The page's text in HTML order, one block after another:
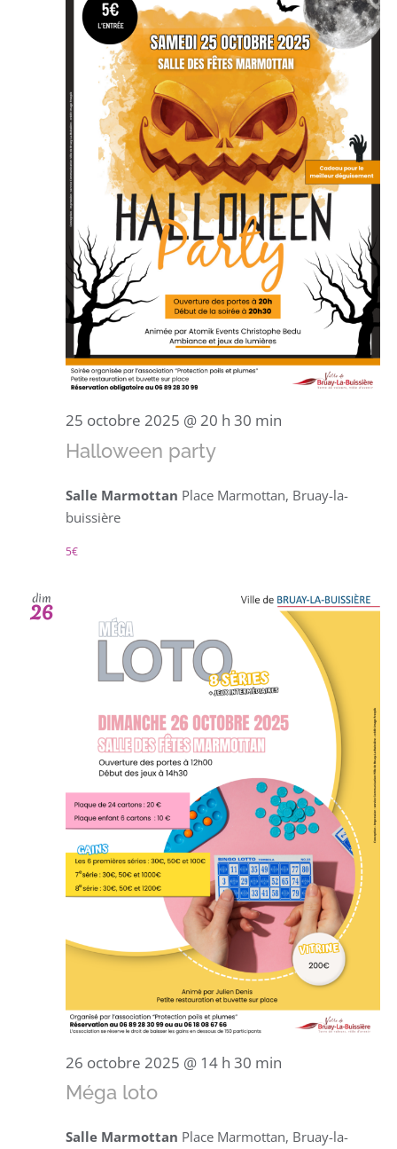
25 octobre 2025 @ 20 h 30 min
Halloween party
Salle Marmottan Place Marmottan, Bruay-la-
buissière
5€
dim
26
26 octobre 2025 @ 14 h 30 min
Méga loto
Salle Marmottan Place Marmottan, Bruay-la-